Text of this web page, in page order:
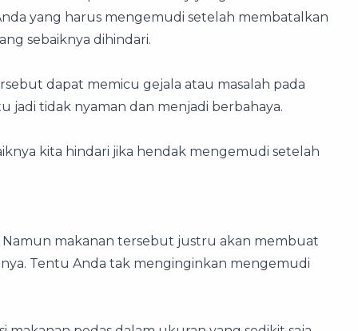
yang harus mengemudi setelah membatalkan
sebaiknya dihindari.
dapat memicu gejala atau masalah pada
jadi tidak nyaman dan menjadi berbahaya.
kita hindari jika hendak mengemudi setelah
makanan tersebut justru akan membuat
Tentu Anda tak menginginkan mengemudi